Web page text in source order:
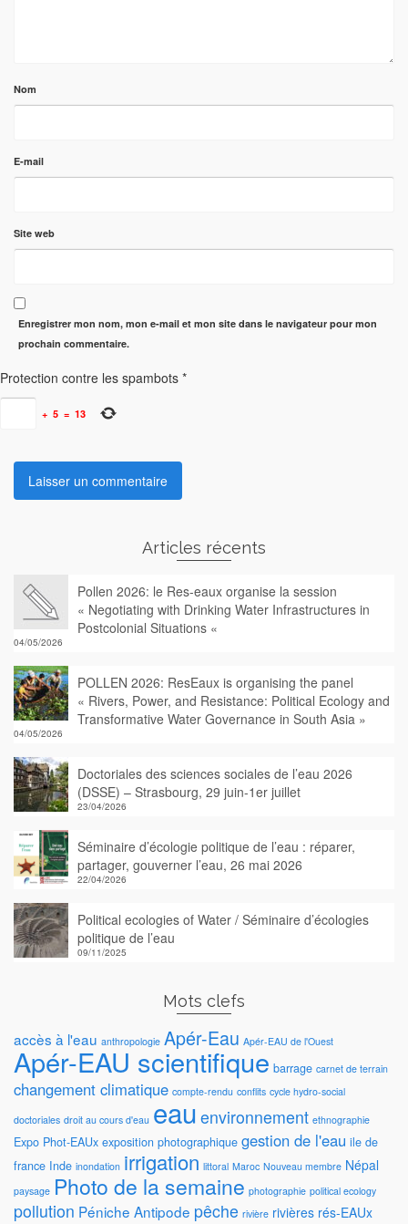
Nom
E-mail
Site web
Enregistrer mon nom, mon e-mail et mon site dans le navigateur pour mon
prochain commentaire.
Protection contre les spambots *
+ 5 = 13
Articles récents
Pollen 2026: le Res-eaux organise la session
« Negotiating with Drinking Water Infrastructures in
Postcolonial Situations «
04/05/2026
POLLEN 2026: ResEaux is organising the panel
« Rivers, Power, and Resistance: Political Ecology and
Transformative Water Governance in South Asia »
04/05/2026
Doctoriales des sciences sociales de l’eau 2026
(DSSE) – Strasbourg, 29 juin-1er juillet
23/04/2026
Séminaire d’écologie politique de l’eau : réparer,
partager, gouverner l’eau, 26 mai 2026
22/04/2026
Political ecologies of Water / Séminaire d’écologies
politique de l’eau
09/11/2025
Mots clefs
accès à l'eau anthropologie Apér-Eau Apér-EAU de l'Ouest
Apér-EAU scientifique barrage carnet de terrain
changement climatique compte-rendu conflits cycle hydro-social
doctoriales droit au cours d'eau eau environnement ethnographie
Expo Phot-EAUx exposition photographique gestion de l'eau ile de
france Inde inondation irrigation littoral Maroc Nouveau membre Népal
paysage Photo de la semaine photographie political ecology
pollution Péniche Antipode pêche rivière rivières rés-EAUx